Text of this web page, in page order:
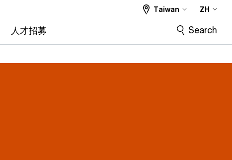
人才招募
Taiwan ZH
Search